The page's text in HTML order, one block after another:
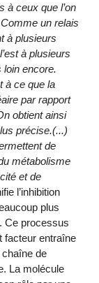
à ceux que l’on
un relais
à plusieurs
à plusieurs
loin encore.
à ce que la
par rapport
obtient ainsi
précise.(...)
de
métabolisme
et de
l’inhibition
plus
Ce processus
facteur entraîne
de
La molécule